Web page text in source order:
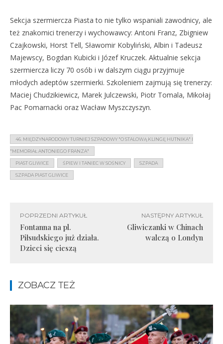
Sekcja szermiercza Piasta to nie tylko wspaniali zawodnicy, ale
też znakomici trenerzy i wychowawcy: Antoni Franz, Zbigniew
Czajkowski, Horst Tell, Sławomir Kobyliński, Albin i Tadeusz
Majewscy, Bogdan Kubicki i Józef Kruczek. Aktualnie sekcja
szermiercza liczy 70 osób i w dalszym ciągu przyjmuje
młodych adeptów szermierki. Szkoleniem zajmują się trenerzy:
Maciej Chudzikiewicz, Marek Julczewski, Piotr Tomala, Mikołaj
Pac Pomarnacki oraz Wacław Myszczyszyn.
46. MIĘDZYNARODOWY TURNIEJ SZPADOWY "O STALOWĄ KLINGĘ HUTNIKA" I
"MEMORIAŁ ANTONIEGO FRANZA"
PIAST GLIWICE ŚPIEW I TANIEC W SOŚNICY SZPADA
SZPADA PIAST GLIWICE
POPRZEDNI ARTYKUŁ
Fontanna na pl.
Piłsudskiego już działa.
Dzieci się cieszą
NASTĘPNY ARTYKUŁ
Gliwiczanki w Chinach
walczą o Londyn
ZOBACZ TEŻ